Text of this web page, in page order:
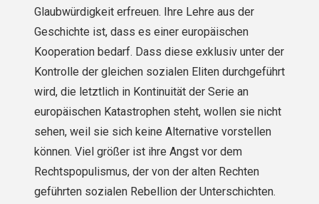
Glaubwürdigkeit erfreuen. Ihre Lehre aus der
Geschichte ist, dass es einer europäischen
Kooperation bedarf. Dass diese exklusiv unter der
Kontrolle der gleichen sozialen Eliten durchgeführt
wird, die letztlich in Kontinuität der Serie an
europäischen Katastrophen steht, wollen sie nicht
sehen, weil sie sich keine Alternative vorstellen
können. Viel größer ist ihre Angst vor dem
Rechtspopulismus, der von der alten Rechten
geführten sozialen Rebellion der Unterschichten.